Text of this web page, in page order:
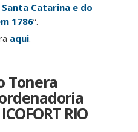
Catarina e do
1786“.
aqui.
Tonera
RIO